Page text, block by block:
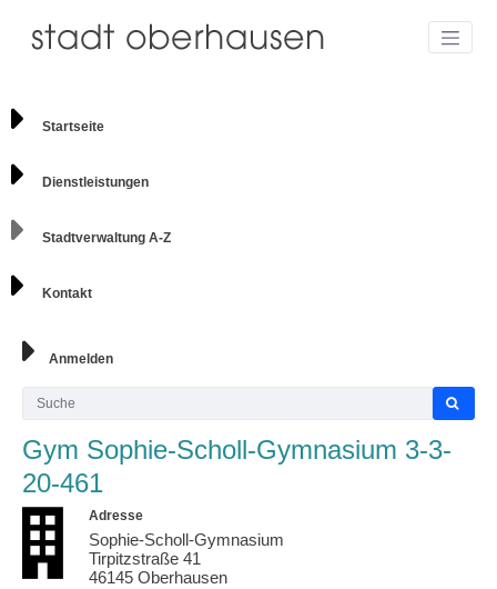
Startseite
Dienstleistungen
Stadtverwaltung A-Z
Kontakt
Anmelden
Gym Sophie-Scholl-Gymnasium 3-3-
20-461
Adresse
Sophie-Scholl-Gymnasium
Tirpitzstraße 41
46145 Oberhausen